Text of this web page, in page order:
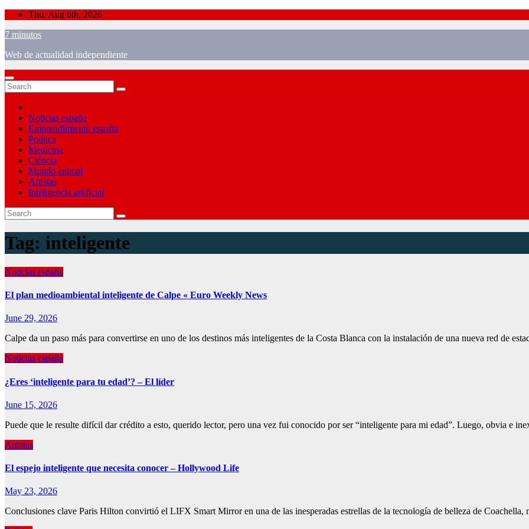
Skip
content
Thu. Aug 6th, 2026
7 minutos
Web de actualidad independiente
Noticias españa
Emprendimiento españa
Política
Medicina
Ciéncia
Mundo animal
Artistas
Inteligencia artificial
Tag: inteligente
Noticias españa
El plan medioambiental inteligente de Calpe « Euro Weekly News
June 29, 2026
Calpe da un paso más para convertirse en uno de los destinos más inteligentes de la Costa Blanca con la instalación de una nueva red de
Noticias españa
¿Eres ‘inteligente para tu edad’? – El líder
June 15, 2026
Puede que le resulte difícil dar crédito a esto, querido lector, pero una vez fui conocido por ser “inteligente para mi edad”. Luego, obvia e
Artistas
El espejo inteligente que necesita conocer – Hollywood Life
May 23, 2026
Conclusiones clave Paris Hilton convirtió el LIFX Smart Mirror en una de las inesperadas estrellas de la tecnología de belleza de